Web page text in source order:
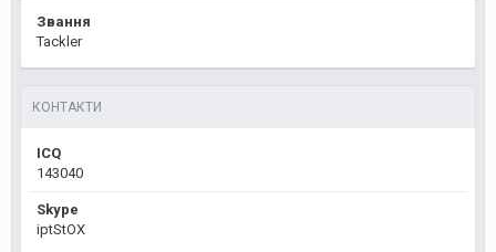
Звання
Tackler
КОНТАКТИ
ICQ
143040
Skype
iptStOX